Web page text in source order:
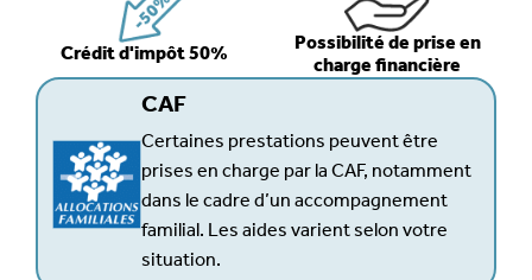
Crédit d'impôt 50% Possibilité de prise en
charge financière
CAF
Certaines prestations peuvent être
prises en charge par la CAF, notamment
dans le cadre d’un accompagnement
familial. Les aides varient selon votre
situation.